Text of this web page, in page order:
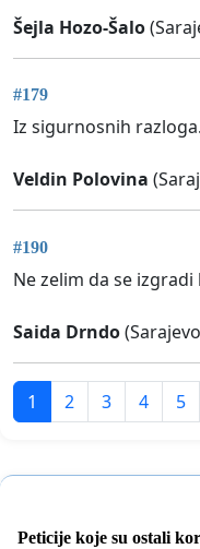
Šejla Hozo-Šalo
#179
Iz sigurnosnih razloga.
Veldin Polovina
#190
Ne zelim da se
Saida Drndo
1 2 3 4 5
Peticije koje su ostali